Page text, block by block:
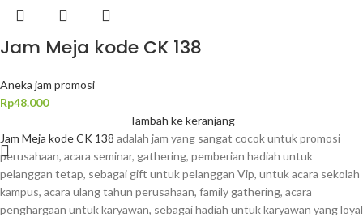
Jam Meja kode CK 138
Aneka jam promosi
Rp48.000
Tambah ke keranjang
Jam Meja kode CK 138 adalah jam yang sangat cocok untuk promosi
perusahaan, acara seminar, gathering, pemberian hadiah untuk
pelanggan tetap, sebagai gift untuk pelanggan Vip, untuk acara sekolah
kampus, acara ulang tahun perusahaan, family gathering, acara
penghargaan untuk karyawan, sebagai hadiah untuk karyawan yang loyal